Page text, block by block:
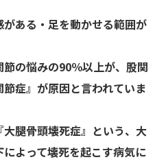
ある・足を動かせる範囲が
の悩みの90％以上が、股関
症』が原因と言われていま
腿骨頭壊死症』という、大
よって壊死を起こす病気に